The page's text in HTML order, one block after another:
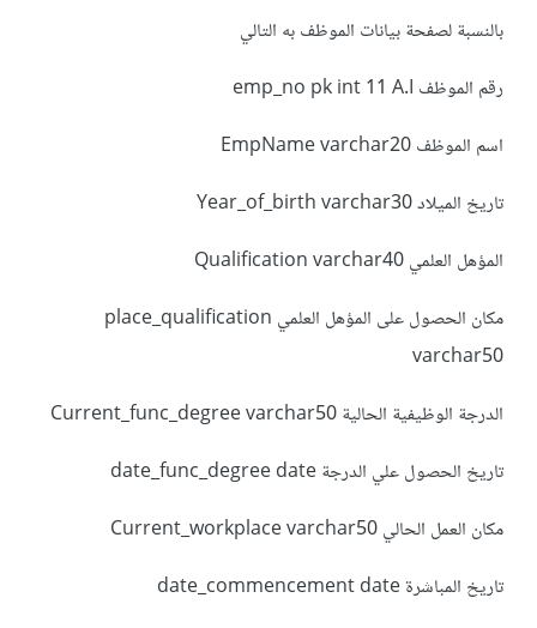
بالنسبة لصفحة بيانات الموظف به التالي
رقم الموظف emp_no pk int 11 A.I
اسم الموظف EmpName varchar20
تاريخ الميلاد Year_of_birth varchar30
المؤهل العلمي Qualification varchar40
مكان الحصول على المؤهل العلمي place_qualification
varchar50
الدرجة الوظيفية الحالية Current_func_degree varchar50
تاريخ الحصول علي الدرجة date_func_degree date
مكان العمل الحالي Current_workplace varchar50
تاريخ المباشرة date_commencement date